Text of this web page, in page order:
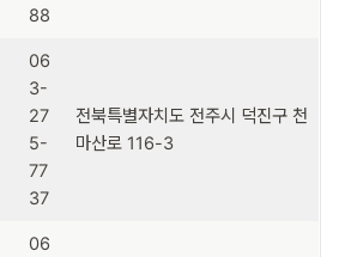
88
06
3-
27
5-
77
37
전북특별자치도 전주시 덕진구 천
마산로 116-3
06